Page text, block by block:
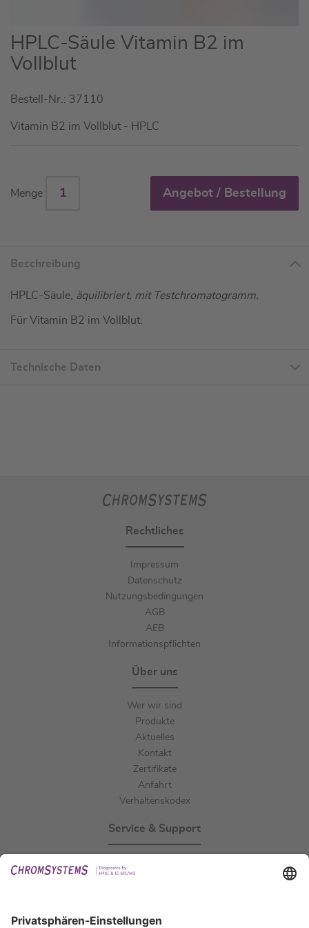
Zum
Anfang
der
springen
HPLC-Säule Vitamin B2 im
Vollblut
Bestell-Nr.: 37110
Vitamin B2 im Vollblut - HPLC
Menge Angebot / Bestellung
Beschreibung
HPLC-Säule, äquilibriert, mit Testchromatogramm.
Für Vitamin B2 im Vollblut.
Technische Daten
Rechtliches
Impressum
Datenschutz
Nutzungsbedingungen
AGB
AEB
Informationspflichten
Über uns
Wer wir sind
Produkte
Aktuelles
Kontakt
Zertifikate
Anfahrt
Verhaltenskodex
Service & Support